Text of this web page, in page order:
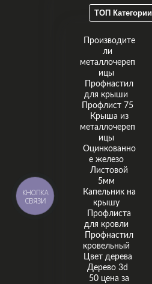
ТОП Категории
Производите
ли
металлочереп
ицы
Профнастил
для крыши
Профлист 75
Крыша из
металлочереп
ицы
Оцинкованно
е железо
Листовой
5мм
Капельник на
крышу
Профлиста
для кровли
Профнастил
кровельный
Цвет дерева
Дерево 3d
50 цена за
КНОПКА
СВЯЗИ